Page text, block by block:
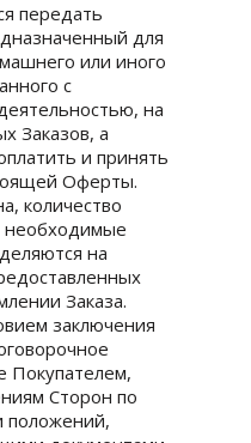
передать
для
или иного
с
на
Заказов, а
и принять
Оферты.
количество
необходимые
на
Заказа.
заключения
Покупателем,
Сторон по
положений,